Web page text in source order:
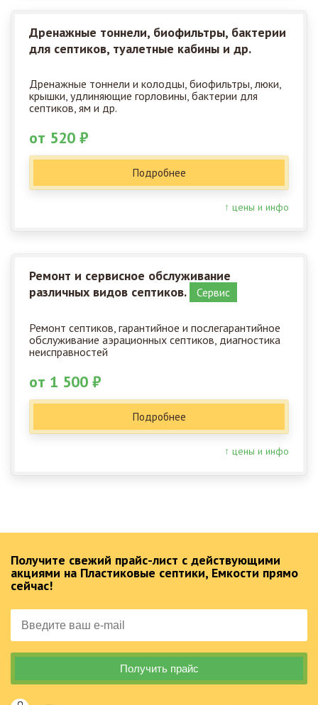
Дренажные тоннели, биофильтры, бактерии
для септиков, туалетные кабины и др.
Дренажные тоннели и колодцы, биофильтры, люки,
крышки, удлиняющие горловины, бактерии для
септиков, ям и др.
от 520 ₽
Подробнее
↑ цены и инфо
Ремонт и сервисное обслуживание
различных видов септиков.
Сервис
Ремонт септиков, гарантийное и послегарантийное
обслуживание аэрационных септиков, диагностика
неисправностей
от 1 500 ₽
Подробнее
↑ цены и инфо
Получите свежий прайс-лист с действующими
акциями на Пластиковые септики, Емкости прямо
сейчас!